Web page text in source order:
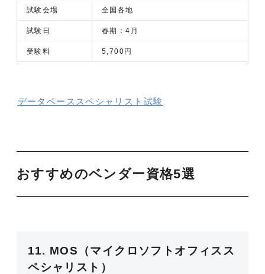
試験会場 全国各地
試験日 春期：4月
受験料 5,700円
データベーススペシャリスト試験
おすすめのベンダー資格5選
11. MOS（マイクロソフトオフィスス
ペシャリスト）